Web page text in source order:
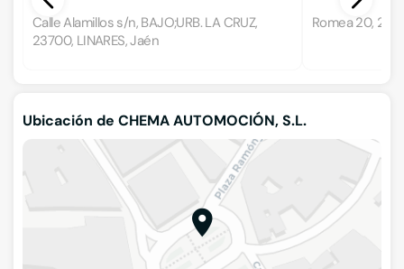
Calle Alamillos s/n, BAJO;URB. LA CRUZ,
23700, LINARES, Jaén
Romea 20,
Ubicación de CHEMA AUTOMOCIÓN, S.L.